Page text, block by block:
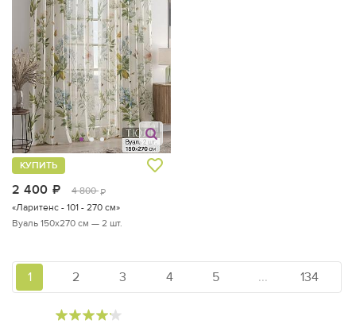
2 400 руб.
4 800 руб.
КУПИТЬ
«Ларитенс - 101 - 270 см»
Вуаль 150х270 см — 2 шт.
1 2 3 4 5 ... 134